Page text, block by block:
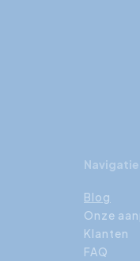
Navigatie
Blog
Onze
Klanten
FAQ